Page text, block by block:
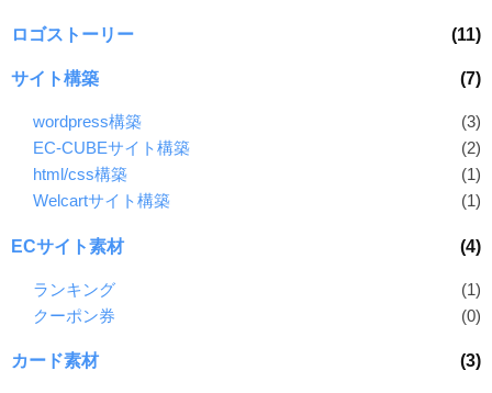
ロゴストーリー (11)
サイト構築 (7)
wordpress構築
(3)
EC-CUBEサイト構築
(2)
html/css構築
(1)
Welcartサイト構築
(1)
ECサイト素材 (4)
ランキング
(1)
クーポン券
(0)
カード素材 (3)